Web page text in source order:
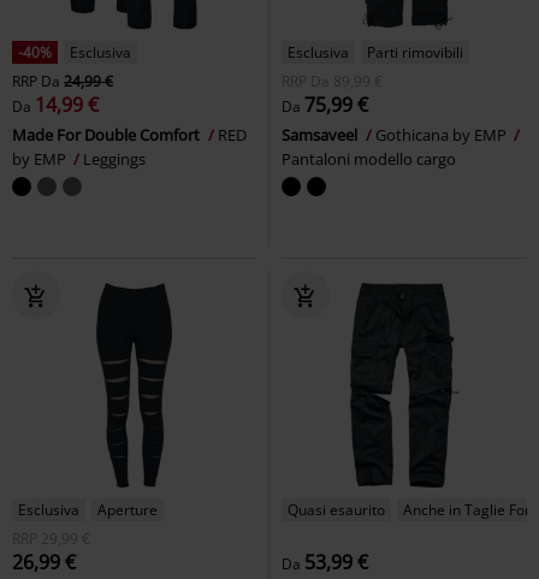
-40%
Esclusiva
RRP Da 24,99 €
Da 14,99 €
Made For Double Comfort
RED
by EMP
Leggings
Esclusiva
Parti rimovibili
RRP
Da 89,99 €
Da 75,99 €
Samsaveel
Gothicana by EMP
Pantaloni modello cargo
Esclusiva
Aperture
RRP
29,99 €
26,99 €
Quasi esaurito Anche in Taglie Forti
Da 53,99 €